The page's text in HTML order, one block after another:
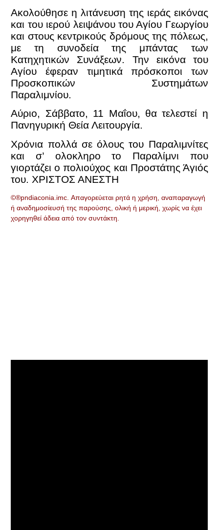
Ακολούθησε η λιτάνευση της ιεράς εικόνας
και του ιερού λειψάνου του Αγίου Γεωργίου
και στους κεντρικούς δρόμους της πόλεως,
με τη συνοδεία της μπάντας των
Κατηχητικών Συνάξεων. Την εικόνα του
Αγίου έφεραν τιμητικά πρόσκοποι των
Προσκοπικών Συστημάτων
Αύριο, Σάββατο, 11 Μαΐου, θα τελεστεί η
Πανηγυρική Θεία Λειτουργία.
Χρόνια πολλά σε όλους του Παραλιμνίτες
και σ’ ολοκληρο το Παραλίμνι που
γιορτάζει ο πολιούχος και Προστάτης Άγιός
του. ΧΡΙΣΤΟΣ ΑΝΕΣΤΗ
©®pndiaconia.imc. Απαγορεύεται ρητά η χρήση, αναπαραγωγή
ή αναδημοσίευσή της παρούσης, ολική ή μερική, χωρίς να έχει
χορηγηθεί άδεια από τον συντάκτη.